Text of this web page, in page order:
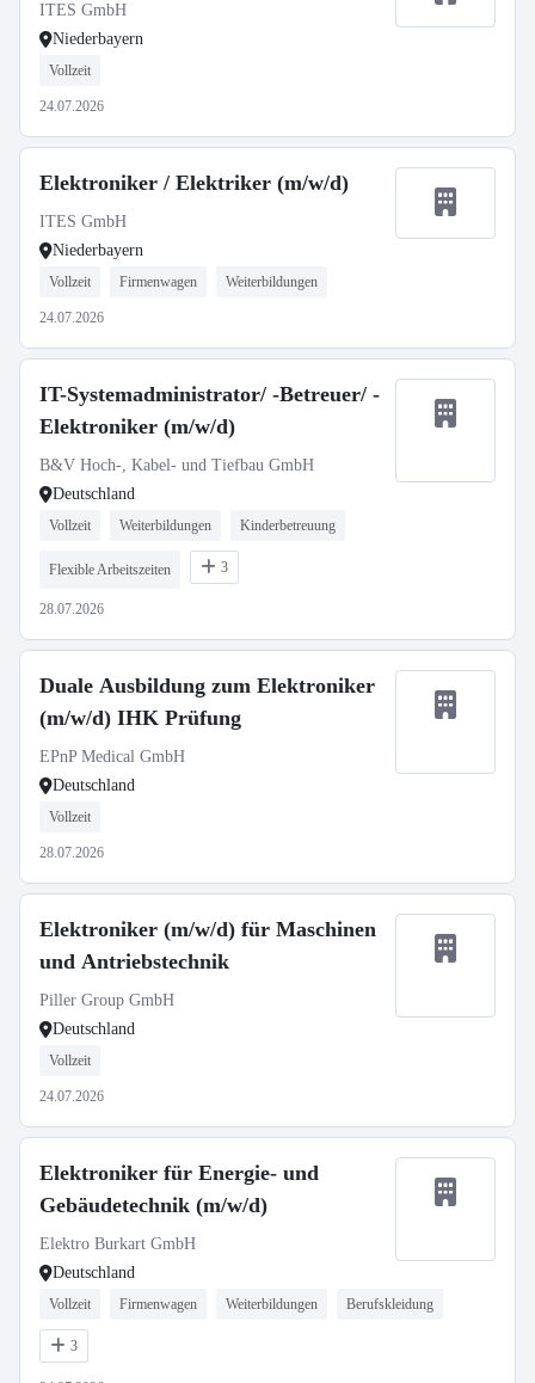
ITES GmbH
Niederbayern
Vollzeit
24.07.2026
Elektroniker / Elektriker (m/w/d)
ITES GmbH
Niederbayern
Vollzeit Firmenwagen Weiterbildungen
24.07.2026
IT-Systemadministrator/ -Betreuer/ -
Elektroniker (m/w/d)
B&V Hoch-, Kabel- und Tiefbau GmbH
Deutschland
Vollzeit Weiterbildungen Kinderbetreuung
Flexible Arbeitszeiten 3
28.07.2026
Duale Ausbildung zum Elektroniker
(m/w/d) IHK Prüfung
EPnP Medical GmbH
Deutschland
Vollzeit
28.07.2026
Elektroniker (m/w/d) für Maschinen
und Antriebstechnik
Piller Group GmbH
Deutschland
Vollzeit
24.07.2026
Elektroniker für Energie- und
Gebäudetechnik (m/w/d)
Elektro Burkart GmbH
Deutschland
Vollzeit Firmenwagen Weiterbildungen Berufskleidung
3